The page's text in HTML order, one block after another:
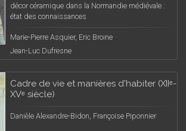
décor céramique dans la Normandie médiévale :
état des connaissances
Marie-Pierre Asquier, Eric Broine
Jean-Luc Dufresne
Cadre de vie et manières d'habiter (XIIᵉ-
XVᵉ siècle)
Danièle Alexandre-Bidon, Françoise Piponnier